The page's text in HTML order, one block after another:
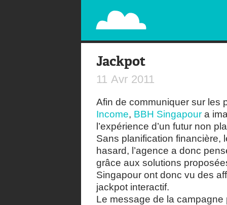
PAPERPLANE
STREET, AMBIENT, GUÉRILLA MARKETING
Jackpot
11 Avr 2011
Afin de communiquer sur les
Income, BBH Singapour a
l’expérience d’un futur non
Sans planification financière,
hasard, l’agence a donc
grâce aux solutions
Singapour ont donc vu des
jackpot interactif.
Le message de la